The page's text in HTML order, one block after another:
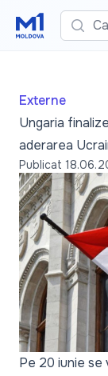
Caută
Externe
Ungaria
aderarea
Publicat
Pe 20 iunie se